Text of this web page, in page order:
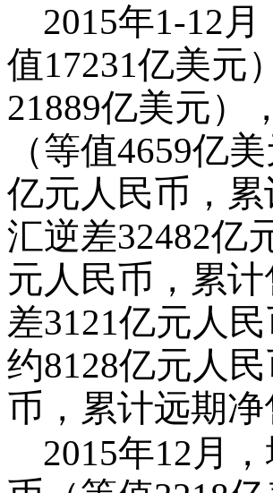
2015年1-12
值17231亿美元
21889亿美元）
（等值4659亿
亿元人民币，
汇逆差32482亿
元人民币，累
差3121亿元人
约8128亿元人
币，累计远期
2015年12月